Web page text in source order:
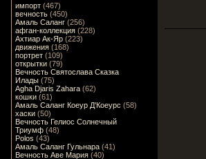
импорт (467)
вечность (450)
Амаль Саланг (256)
афган-коллекция (228)
Ахтиар Ак-Яр (223)
движения (168)
портрет (109)
открытки (79)
Вечность Святослава Сказка
Илады (75)
Agha Djaris Zahara (62)
кошки (61)
Амаль Саланг Коеур Д'Коеурс (58)
хаски (50)
Вечность Гелиос Солнечный
Триумф (48)
Polos (43)
Амаль Саланг Гульнара (41)
Вечность Аве Мария (40)